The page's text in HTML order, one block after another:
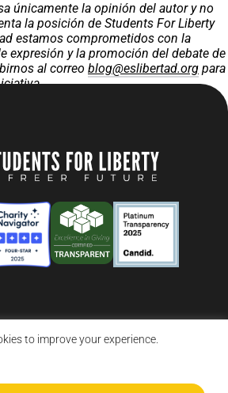
to improve your experience.
únicamente la opinión del autor y no
la posición de Students For Liberty
estamos comprometidos con la
expresión y la promoción del debate de
al correo blog@eslibertad.org para
For Liberty, All Rights Reserved